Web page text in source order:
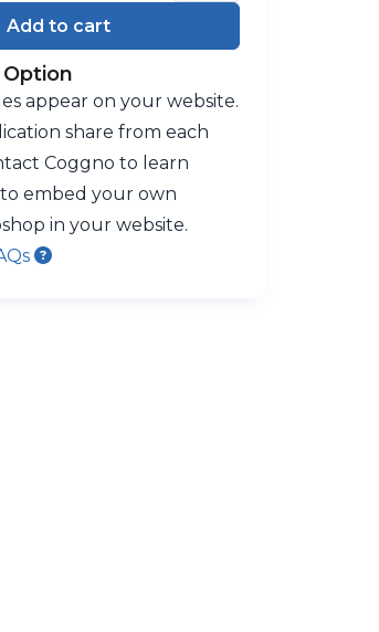
Add to cart
appear on your website.
share from each
Coggno to learn
embed your own
in your website.